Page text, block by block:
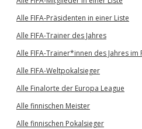
Alle FIFA-Präsidenten in einer Liste
Alle FIFA-Trainer des Jahres
Alle FIFA-Trainer*innen des Jahres im
Alle FIFA-Weltpokalsieger
Alle Finalorte der Europa League
Alle finnischen Meister
Alle finnischen Pokalsieger